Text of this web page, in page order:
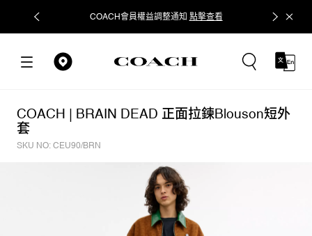
COACH會員權益調整通知 點擊查看 立即追蹤
COACH | BRAIN DEAD 正面拉鍊Blouson短外
套
SKU NO: CEU90/BRN